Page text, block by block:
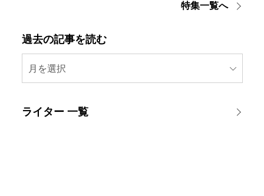
特集一覧へ
過去の記事を読む
月を選択
ライター 一覧